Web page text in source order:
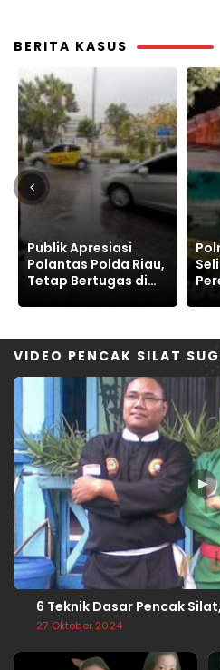
BERITA KASUS
Polres Tabalong
Selidiki Sebab
Perempuan
VIDEO PENCAK SILAT
▶
6 Teknik Dasar Pencak
27 Oktober 2024